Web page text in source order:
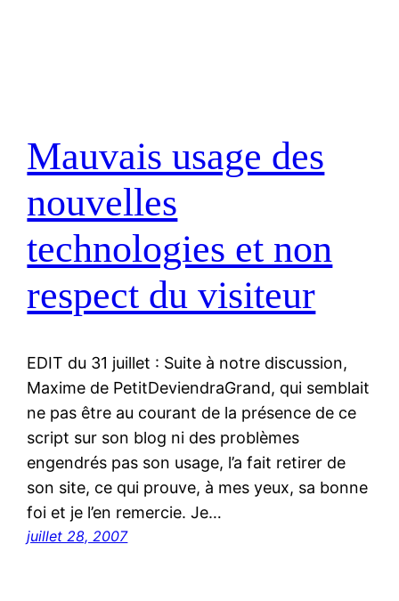
Mauvais usage des
nouvelles
technologies et non
respect du visiteur
EDIT du 31 juillet : Suite à notre discussion,
Maxime de PetitDeviendraGrand, qui semblait
ne pas être au courant de la présence de ce
script sur son blog ni des problèmes
engendrés pas son usage, l’a fait retirer de
son site, ce qui prouve, à mes yeux, sa bonne
foi et je l’en remercie. Je…
juillet 28, 2007